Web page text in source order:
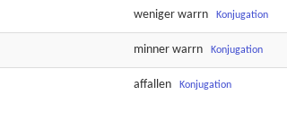
weniger warrn Konjugation
minner warrn Konjugation
affallen Konjugation